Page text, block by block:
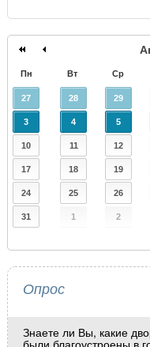
Пн Вт Ср
27 28 29
3 4 5
10 11 12
17 18 19
24 25 26
31 1 2
Опрос
Знаете ли Вы, какие